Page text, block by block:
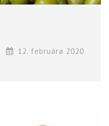
12. februára 2020